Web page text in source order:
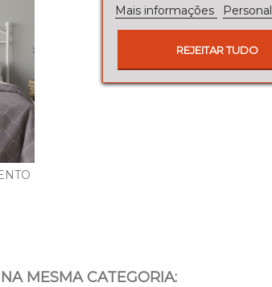
MESMA CATEGORIA:
Mais informações
REJEITAR TUDO